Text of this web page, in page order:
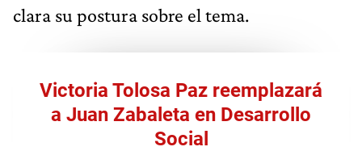
clara su postura sobre el tema.
Victoria Tolosa Paz reemplazará
a Juan Zabaleta en Desarrollo
Social